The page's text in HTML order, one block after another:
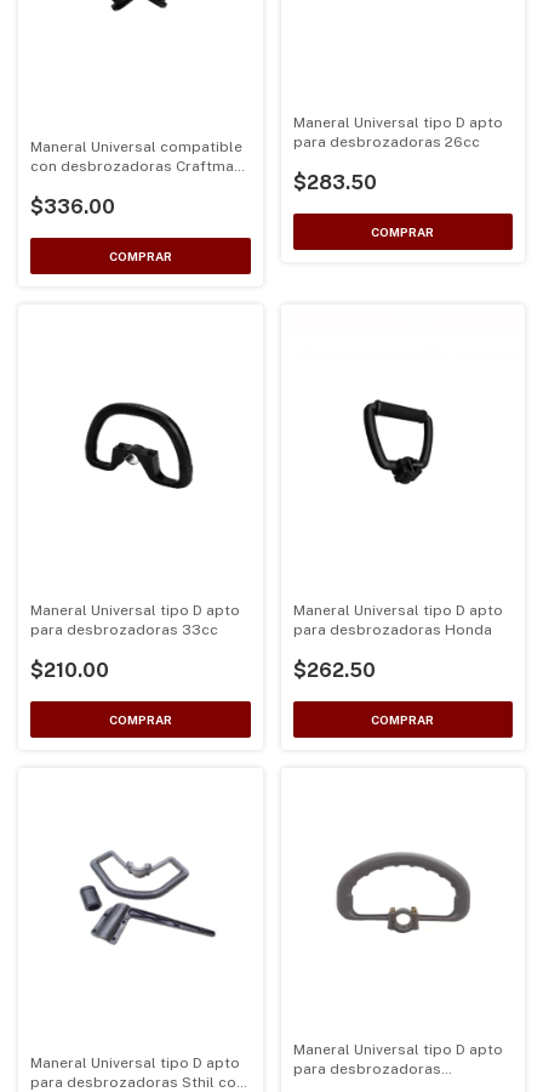
Maneral Universal compatible
con desbrozadoras Craftman
$336.00
Maneral Universal tipo D apto
para desbrozadoras 26cc
$283.50
Maneral Universal tipo D apto
para desbrozadoras 33cc
$210.00
Maneral Universal tipo D apto
para desbrozadoras Honda
$262.50
Maneral Universal tipo D apto
para desbrozadoras Sthil con
Maneral Universal tipo D apto
para desbrozadoras